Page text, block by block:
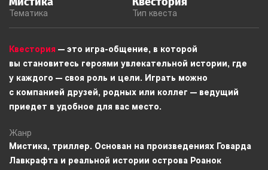
Тематика Тип квеста
Квестория — это игра-общение, в которой
вы становитесь героями увлекательной истории, где
у каждого — своя роль и цели. Играть можно
с компанией друзей, родных или коллег — ведущий
приедет в удобное для вас место.
Жанр
Мистика, триллер. Основан на произведениях Говарда
Лавкрафта и реальной истории острова Роанок